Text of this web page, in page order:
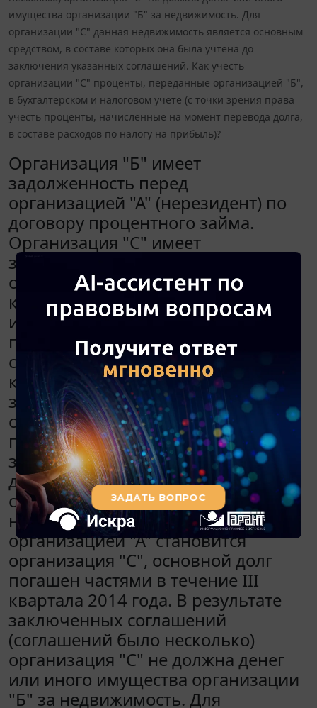
имущества организации "Б" за недвижимость. Для
организации "С" данная недвижимость является основным
средством, в составе которых она была учтена до
заключения указанных соглашений. Как учесть
организации "С" проценты, переданные организацией "Б",
в бухгалтерском и налоговом учете (с точки зрения права
учесть проценты, начисленные на момент перевода долга,
в составе расходов по налогу на прибыль)?
Организация "Б" имеет
задолженность перед
организацией "А" (нерезидент) по
договору процентного займа.
Организация "С" имеет
задолженность перед
организацией "Б" по договорам
купли-продажи недвижимого
имущества. Общая сумма долга и
процентов незначительно меньше
стоимости недвижимости. Во II
квартале 2014 года было
заключено трехстороннее
соглашение о переводе долга и
прекращении обязательств
зачетом, включая сумму основного
долга и начисленных процентов,
согласно данному соглашению
новым должником перед
организацией "А" становится
организация "С", основной долг
погашен частями в течение III
квартала 2014 года. В результате
заключенных соглашений
(соглашений было несколько)
организация "С" не должна денег
или иного имущества организации
"Б" за недвижимость. Для